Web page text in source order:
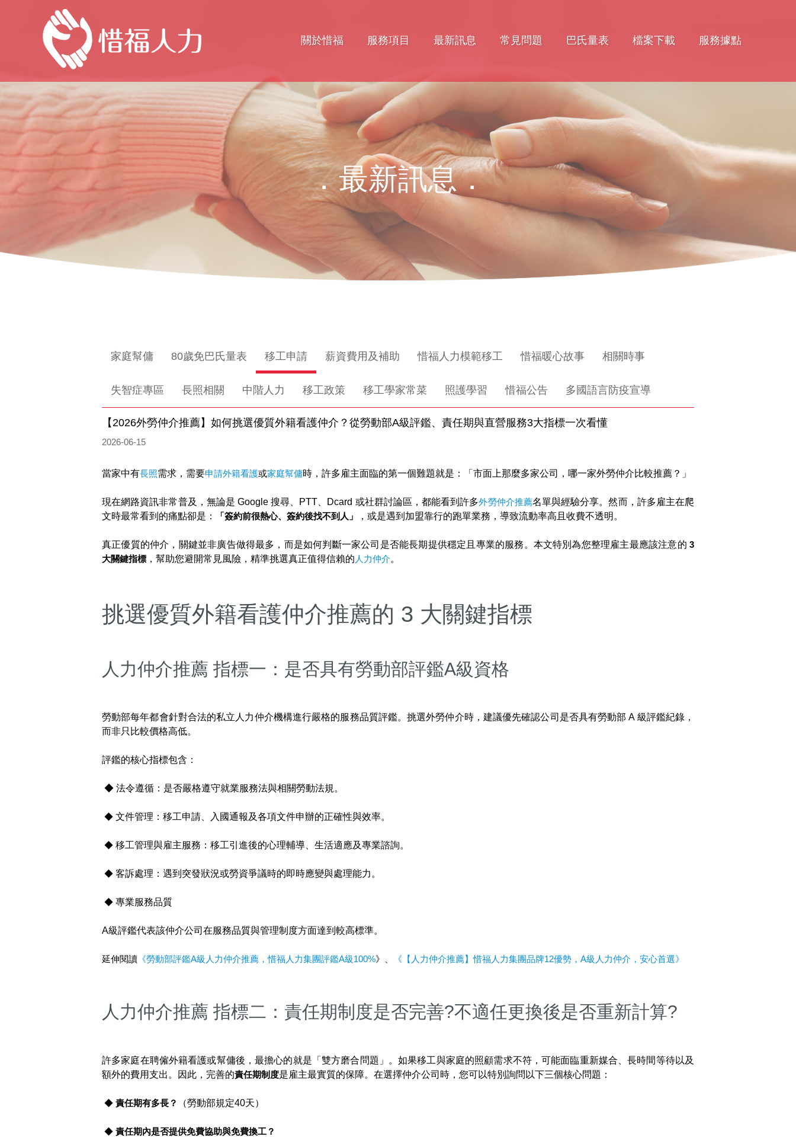
關於惜福 服務項目 最新訊息 常見問題 巴氏量表 檔案下載 服務據點
．最新訊息．
家庭幫傭 80歲免巴氏量表 移工申請 薪資費用及補助 惜福人力模範移工 惜福暖心故事 相關時事
失智症專區 長照相關 中階人力 移工政策 移工學家常菜 照護學習 惜福公告 多國語言防疫宣導
【2026外勞仲介推薦】如何挑選優質外籍看護仲介？從勞動部A級評鑑、責任期與直營服務3大指標一次看懂
2026-06-15
當家中有長照需求，需要申請外籍看護或家庭幫傭時，許多雇主面臨的第一個難題就是：「市面上那麼多家公司，哪一家外勞仲介比較推薦？」
現在網路資訊非常普及，無論是 Google 搜尋、PTT、Dcard 或社群討論區，都能看到許多外勞仲介推薦名單與經驗分享。然而，許多雇主在爬
文時最常看到的痛點卻是：
「簽約前很熱心、簽約後找不到人」 ，或是遇到加盟靠行的跑單業務，導致流動率高且收費不透明。
真正優質的仲介，關鍵並非廣告做得最多，而是如何判斷一家公司是否能長期提供穩定且專業的服務。本文特別為您整理雇主最應該注意的 3
大關鍵指標 ，幫助您避開常見風險，精準挑選真正值得信賴的 人力仲介。
挑選優質外籍看護仲介推薦的 3 大關鍵指標
人力仲介推薦 指標一：是否具有勞動部評鑑A級資格
勞動部每年都會針對合法的私立人力仲介機構進行嚴格的服務品質評鑑。挑選外勞仲介時，建議優先確認公司是否具有勞動部 A 級評鑑紀錄，
而非只比較價格高低。
評鑑的核心指標包含：
◆ 法令遵循：是否嚴格遵守就業服務法與相關勞動法規。
◆ 文件管理：移工申請、入國通報及各項文件申辦的正確性與效率。
◆ 移工管理與雇主服務：移工引進後的心理輔導、生活適應及專業諮詢。
◆ 客訴處理：遇到突發狀況或勞資爭議時的即時應變與處理能力。
◆ 專業服務品質
A級評鑑代表該仲介公司在服務品質與管理制度方面達到較高標準。
延伸閱讀 《勞動部評鑑A級人力仲介推薦，惜福人力集團評鑑A級100%》、 《【人力仲介推薦】惜福人力集團品牌12優勢，A級人力仲介，安心首選》
人力仲介推薦 指標二：責任期制度是否完善?不適任更換後是否重新計算?
許多家庭在聘僱外籍看護或幫傭後，最擔心的就是「雙方磨合問題」。如果移工與家庭的照顧需求不符，可能面臨重新媒合、長時間等待以及
額外的費用支出。因此，完善的責任期制度是雇主最實質的保障。在選擇仲介公司時，您可以特別詢問以下三個核心問題：
◆ 責任期有多長？ （勞動部規定40天）
◆ 責任期內是否提供免費協助與免費換工？